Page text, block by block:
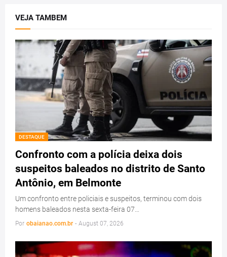
VEJA TAMBEM
DESTAQUE
Confronto com a polícia deixa dois
suspeitos baleados no distrito de Santo
Antônio, em Belmonte
Um confronto entre policiais e suspeitos, terminou com dois
homens baleados nesta sexta-feira 07…
Por obaianao.com.br - August 07, 2026